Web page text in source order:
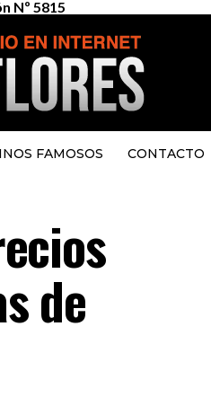
Nº 5815
FAMOSOS CONTACTO
de